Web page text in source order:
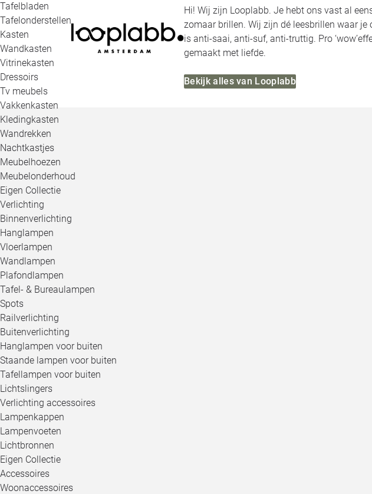
Tafelbladen
Tafelonderstellen
Kasten
Wandkasten
Vitrinekasten
Dressoirs
Tv meubels
Vakkenkasten
Kledingkasten
Wandrekken
Nachtkastjes
Meubelhoezen
Meubelonderhoud
Eigen Collectie
Verlichting
Binnenverlichting
Hanglampen
Vloerlampen
Wandlampen
Plafondlampen
Tafel- & Bureaulampen
Spots
Railverlichting
Buitenverlichting
Hanglampen voor buiten
Staande lampen voor buiten
Tafellampen voor buiten
Lichtslingers
Verlichting accessoires
Lampenkappen
Lampenvoeten
Lichtbronnen
Eigen Collectie
Accessoires
Woonaccessoires
Hi! Wij zijn Looplabb. Je hebt ons vast al
zomaar brillen. Wij zijn dé leesbrillen waar je
is anti-saai, anti-suf, anti-truttig. Pro
gemaakt met liefde.
Bekijk alles van Looplabb